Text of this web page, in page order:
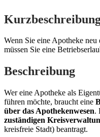
Wenn Sie eine Apotheke
müssen Sie eine
Beschreibung
Wer eine Apotheke als
führen möchte, braucht eine
über das Apothekenwesen.
zuständigen
kreisfreie Stadt) beantragt.